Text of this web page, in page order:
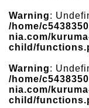
Warning:
/home/
nia.com/
child/
Warning:
/home/
nia.com/
child/